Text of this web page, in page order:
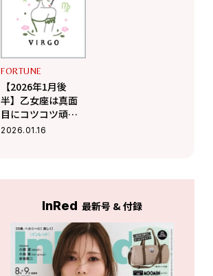
FORTUNE
【2026年1月後
半】乙女座は真面
目にコツコツ頑張
り、仕事に全力投
2026.01.16
InRed 最新号 & 付録